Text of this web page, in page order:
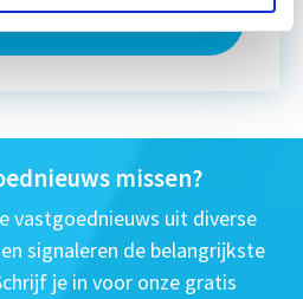
informatie
missen?
vastgoednieuws uit diverse
signaleren de belangrijkste
je in voor onze gratis